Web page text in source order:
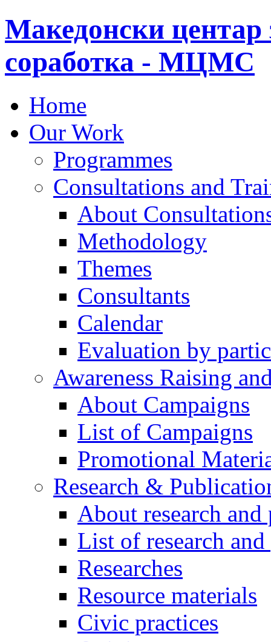
Македонски центар
соработка - МЦМС
Home
Our Work
Programmes
Consultations and
About
Methodology
Themes
Consultants
Calendar
Evaluation by
Awareness Raising
About Campaigns
List of Campaigns
Promotional
Research &
About research
List of research
Researches
Resource materials
Civic practices